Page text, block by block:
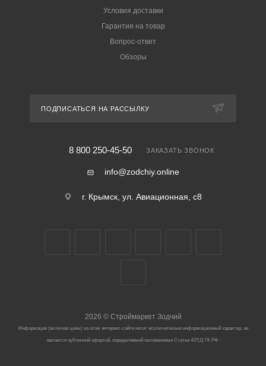
Условия доставки
Гарантия на товар
Вопрос-ответ
Обзоры
ПОДПИСАТЬСЯ НА РАССЫЛКУ
8 800 250-45-50 ЗАКАЗАТЬ ЗВОНОК
info@zodchiy.online
г. Крымск, ул. Авиационная, с8
2026 ©Строймаркет Зодчий
Информация (включая цены) на этом интернет-сайте носит исключительно информационный характер, не
является публичной офертой, определяемой положениями Статьи 437(2) ГК РФ.